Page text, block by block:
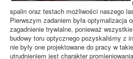
spalin oraz testach możliwości naszego
Pierwszym zadaniem była optymalizacja
zagadnienie trywialne, ponieważ
budowy toru optycznego pozyskaliśmy z
nie były one projektowane do pracy w
utrudnieniem jest charakter